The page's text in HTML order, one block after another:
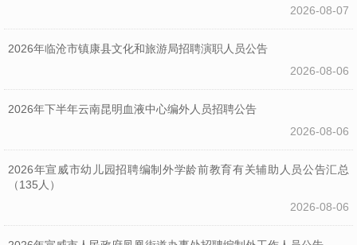
2026-08-07
2026年临沧市镇康县文化和旅游局招聘演职人员公告
2026-08-06
2026年下半年云南昆明血液中心编外人员招聘公告
2026-08-06
2026年宣威市幼儿园招聘编制外学龄前教育有关辅助人员公告汇总
（135人）
2026-08-06